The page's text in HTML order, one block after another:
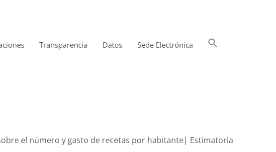
Transparencia Datos Sede Electrónica
el número y gasto de recetas por habitante| Estimatoria